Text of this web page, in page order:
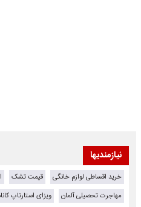
نیازمندیها
خرید اقساطی لوازم خانگی قیمت تشک
مهاجرت تحصیلی آلمان
ویزای استارتاپ